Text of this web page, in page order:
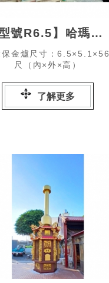
【型號R6.5】哈瑪星玉勅龍鳳宮的環保金爐
保金爐尺寸：6.5×5.1×56
尺（內×外×高）
了解更多